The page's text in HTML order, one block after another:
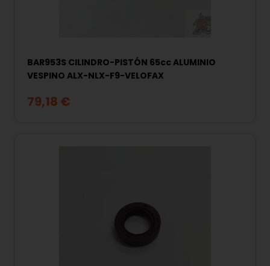
BAR953S CILINDRO-PISTÓN 65cc ALUMINIO
VESPINO ALX-NLX-F9-VELOFAX
79,18 €